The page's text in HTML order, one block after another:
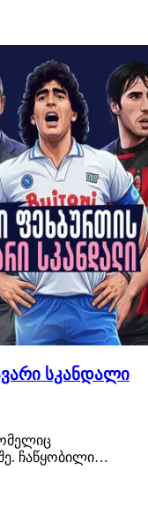
ნახა ყველაფერი,
სკანდალი
ჩაწყობილი
ბევრი სხვა. ეს